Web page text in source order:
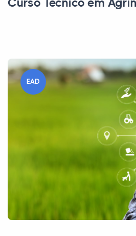
Curso Técnico em
EAD